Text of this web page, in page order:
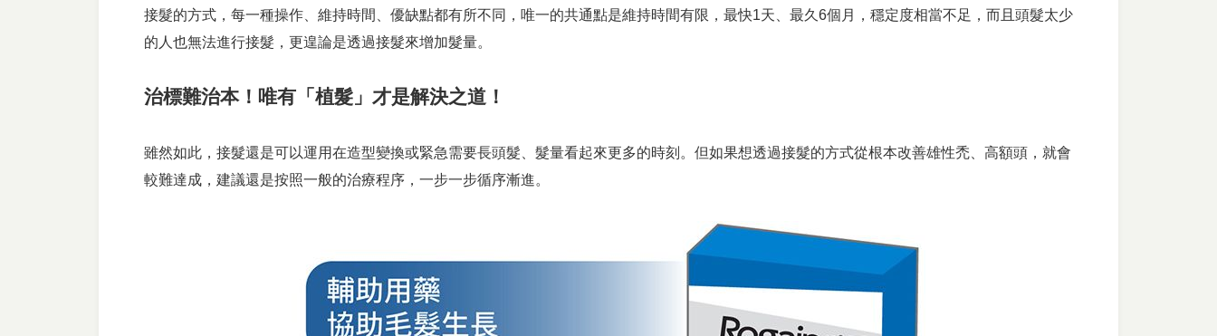
接髮的方式，每一種操作、維持時間、優缺點都有所不同，唯一的共通點是維持時間有限，最快1天、最久6個月，穩定度相當不足，而且頭髮太少
的人也無法進行接髮，更遑論是透過接髮來增加髮量。
治標難治本！唯有「植髮」才是解決之道！
雖然如此，接髮還是可以運用在造型變換或緊急需要長頭髮、髮量看起來更多的時刻。但如果想透過接髮的方式從根本改善雄性禿、高額頭，就會
較難達成，建議還是按照一般的治療程序，一步一步循序漸進。